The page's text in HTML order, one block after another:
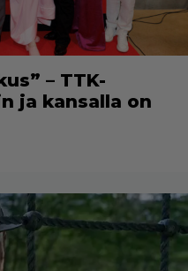
– TTK-
ja kansalla on